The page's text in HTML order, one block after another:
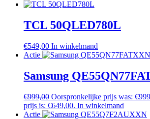
TCL 50QLED780L
€549,00 In winkelmand
Actie
Samsung
€999,00 Oorspronkelijke prijs was:
prijs is: €649,00. In winkelmand
Actie